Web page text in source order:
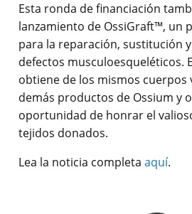
Esta ronda de financiación
lanzamiento de OssiGraft™, un
para la reparación, sustitución
defectos musculoesqueléticos.
obtiene de los mismos cuerpos
demás productos de Ossium y
oportunidad de honrar el
tejidos donados.
Lea la noticia completa aquí.